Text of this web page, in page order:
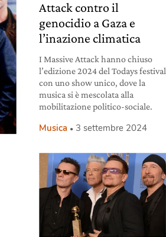
Attack contro il
genocidio a Gaza e
l’inazione climatica
I Massive Attack hanno chiuso
l’edizione 2024 del Todays festival
con uno show unico, dove la
musica si è mescolata alla
mobilitazione politico-sociale.
Musica 3 settembre 2024